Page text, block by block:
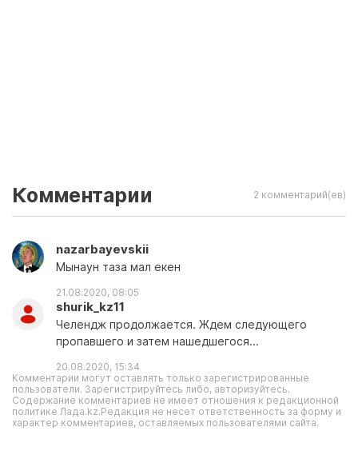
Комментарии 2 комментарий(ев)
nazarbayevskii
Мынаун таза мал екен
21.08.2020, 08:05
shurik_kz11
Челендж продолжается. Ждем следующего
пропавшего и затем нашедшегося...
20.08.2020, 15:34
Комментарии могут оставлять только зарегистрированные
пользователи. Зарегистрируйтесь либо, авторизуйтесь.
Содержание комментариев не имеет отношения к редакционной
политике Лада.kz.Редакция не несет ответственность за форму и
характер комментариев, оставляемых пользователями сайта.